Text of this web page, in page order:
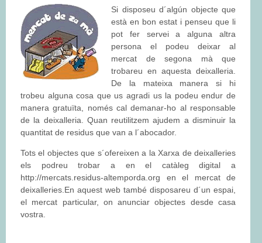
Si disposeu d´algún objecte que
està en bon estat i penseu que li
pot fer servei a alguna altra
persona el podeu deixar al
mercat de segona mà que
trobareu en aquesta deixalleria.
De la mateixa manera si hi
trobeu alguna cosa que us agradi us la podeu endur de
manera gratuïta, només cal demanar-ho al responsable
de la deixalleria. Quan reutilitzem ajudem a disminuir la
quantitat de residus que van a l´abocador.
Tots el objectes que s´ofereixen a la Xarxa de deixalleries
els podreu trobar a en el catàleg digital a
http://mercats.residus-altemporda.org en el mercat de
deixalleries.En aquest web també disposareu d´un espai,
el mercat particular, on anunciar objectes desde casa
vostra.